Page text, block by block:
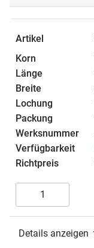
Details anzeigen